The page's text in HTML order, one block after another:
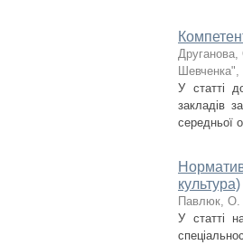
Шевченка",
У статті
закладів
середньої
культура)
Павлюк,
У статті